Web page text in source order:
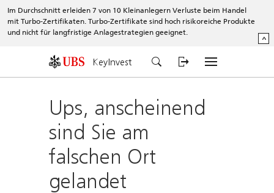
Im Durchschnitt erleiden 7 von 10 Kleinanlegern Verluste beim Handel
mit Turbo-Zertifikaten. Turbo-Zertifikate sind hoch risikoreiche Produkte
und nicht für langfristige Anlagestrategien geeignet.
^
KeyInvest
Ups, anscheinend
sind Sie am
falschen Ort
gelandet